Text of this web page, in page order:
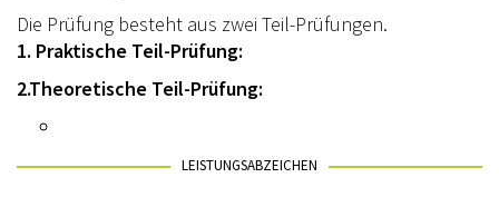
Die Prüfung besteht aus zwei Teil-Prüfungen.
1. Praktische Teil-Prüfung:
2.Theoretische Teil-Prüfung:
LEISTUNGSABZEICHEN